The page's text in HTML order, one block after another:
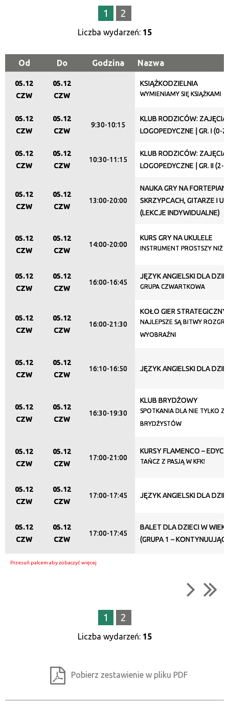
Promowane
1 2
Liczba wydarzeń: 15
Od Do Godzina Nazwa
05.12
CZW
05.12
CZW
KSIĄŻKODZIELNIA
WYMIENIAMY SIĘ KSIĄŻKAMI
05.12
CZW
05.12
CZW
9:30-10:15
KLUB RODZICÓW: ZAJĘCIA
LOGOPEDYCZNE | GR. I (0-2
05.12
CZW
05.12
CZW
10:30-11:15
KLUB RODZICÓW: ZAJĘCIA
LOGOPEDYCZNE | GR. II (2-
05.12
CZW
05.12
CZW
13:00-20:00
NAUKA GRY NA
SKRZYPCACH, GITARZE I
(LEKCJE INDYWIDUALNE)
05.12
CZW
05.12
CZW
14:00-20:00
KURS GRY NA UKULELE
INSTRUMENT PROSTSZY NIŻ
05.12
CZW
05.12
CZW
16:00-16:45
JĘZYK ANGIELSKI DLA
GRUPA CZWARTKOWA
05.12
CZW
05.12
CZW
16:00-21:30
KOŁO GIER
NAJLEPSZE SĄ BITWY
WYOBRAŹNI
05.12
CZW
05.12
CZW
16:10-16:50 JĘZYK ANGIELSKI DLA
05.12
CZW
05.12
CZW
16:30-19:30
KLUB BRYDŻOWY
SPOTKANIA DLA NIE TYLKO
BRYDŻYSTÓW
05.12
CZW
05.12
CZW
17:00-21:00
KURSY FLAMENCO –
TAŃCZ Z PASJĄ W KFK!
05.12
CZW
05.12
CZW
17:00-17:45 JĘZYK ANGIELSKI DLA
05.12
CZW
05.12
CZW
17:00-17:45
BALET DLA DZIECI W
(GRUPA 1 –
1 2
Liczba wydarzeń: 15
Pobierz zestawienie w pliku PDF